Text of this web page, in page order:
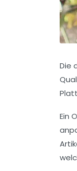
Die
Ein